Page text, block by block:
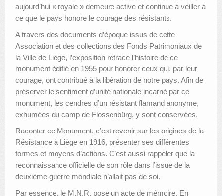
aujourd’hui « royale » demeure active et continue à veiller à
ce que le pays honore le courage des résistants.
A travers des documents d’époque issus de cette
Association et des collections des Fonds Patrimoniaux de
la Ville de Liège, l’exposition retrace l’histoire de ce
monument édifié en 1955 pour honorer ceux qui, par leur
courage, ont contribué à la libération de notre pays. Afin de
préserver le sentiment d’unité nationale incarné par ce
monument, les cendres d’un résistant flamand anonyme,
exhumées du camp de Flossenbürg, y sont conservées.
Raconter ce Monument, c’est revenir sur les origines de la
Résistance à Liège en 1916, présenter ses différentes
formes et moyens d’actions. C’est aussi rappeler que la
reconnaissance officielle de son rôle dans l’issue de la
deuxième guerre mondiale n’allait pas de soi.
Par essence, le M.N.R. pose un acte de mémoire. En